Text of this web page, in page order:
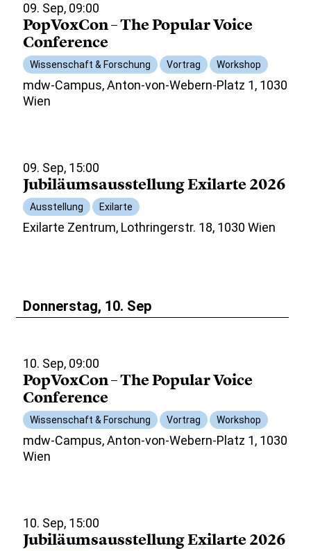
09. Sep, 09:00
PopVoxCon – The Popular Voice
Conference
Wissenschaft & Forschung Vortrag Workshop
mdw-Campus, Anton-von-Webern-Platz 1, 1030
Wien
09. Sep, 15:00
Jubiläumsausstellung Exilarte 2026
Ausstellung Exilarte
Exilarte Zentrum, Lothringerstr. 18, 1030 Wien
Donnerstag, 10. Sep
10. Sep, 09:00
PopVoxCon – The Popular Voice
Conference
Wissenschaft & Forschung Vortrag Workshop
mdw-Campus, Anton-von-Webern-Platz 1, 1030
Wien
10. Sep, 15:00
Jubiläumsausstellung Exilarte 2026